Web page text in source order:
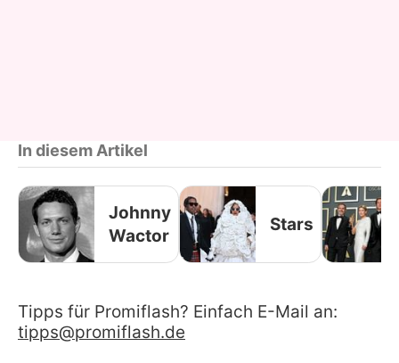
In diesem Artikel
Johnny
Wactor
Stars
Tipps für Promiflash? Einfach E-Mail an:
tipps@promiflash.de